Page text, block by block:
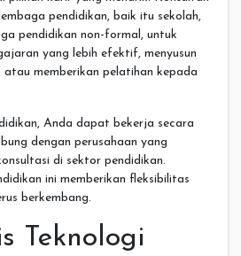
pendidikan, baik itu sekolah,
pendidikan non-formal, untuk
yang lebih efektif, menyusun
atau memberikan pelatihan kepada
Anda dapat bekerja secara
dengan perusahaan yang
di sektor pendidikan.
ini memberikan fleksibilitas
berkembang.
Teknologi